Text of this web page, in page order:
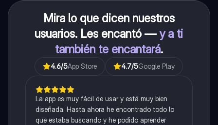
Mira lo que dicen nuestros
usuarios. Les encantó —y a ti
también te encantará.
4.6/5App Store 4.7/5Google Play
La app es muy fácil de usar y está muy bien
diseñada. Hasta ahora he encontrado todo lo
que estaba buscando y he podido aprender